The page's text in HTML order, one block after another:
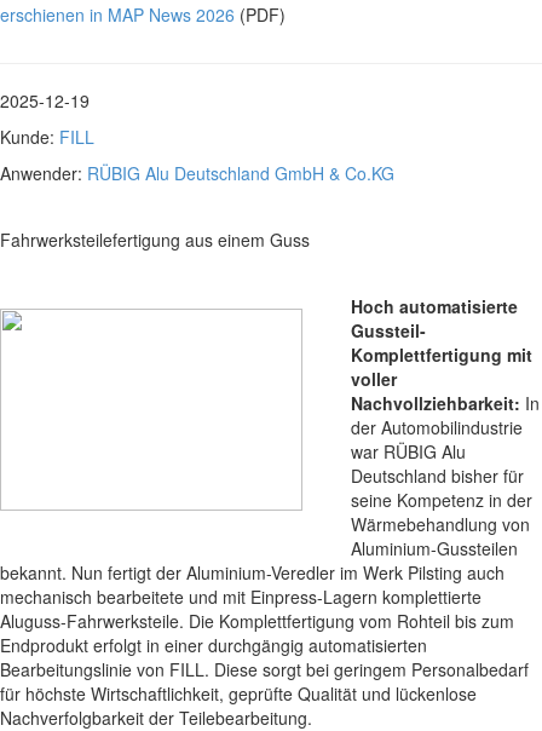
erschienen in MAP News 2026 (PDF)
2025-12-19
Kunde: FILL
Anwender: RÜBIG Alu Deutschland GmbH & Co.KG
Fahrwerksteilefertigung aus einem Guss
Hoch automatisierte
Gussteil-
Komplettfertigung mit
voller
Nachvollziehbarkeit: In
der Automobilindustrie
war RÜBIG Alu
Deutschland bisher für
seine Kompetenz in der
Wärmebehandlung von
Aluminium-Gussteilen
bekannt. Nun fertigt der Aluminium-Veredler im Werk Pilsting auch
mechanisch bearbeitete und mit Einpress-Lagern komplettierte
Aluguss-Fahrwerksteile. Die Komplettfertigung vom Rohteil bis zum
Endprodukt erfolgt in einer durchgängig automatisierten
Bearbeitungslinie von FILL. Diese sorgt bei geringem Personalbedarf
für höchste Wirtschaftlichkeit, geprüfte Qualität und lückenlose
Nachverfolgbarkeit der Teilebearbeitung.